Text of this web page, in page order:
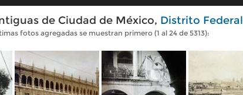
de Ciudad de México, Distrito Federal
fotos agregadas se muestran primero (1 al 24 de 5313):